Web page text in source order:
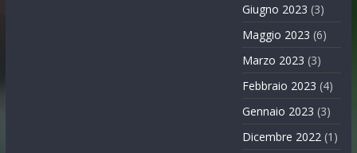
Giugno 2023 (3)
Maggio 2023 (6)
Marzo 2023 (3)
Febbraio 2023 (4)
Gennaio 2023 (3)
Dicembre 2022 (1)